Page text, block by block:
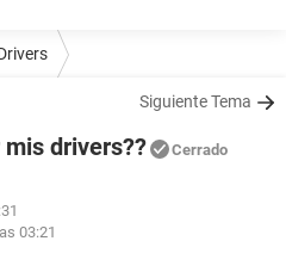
Siguiente Tema
drivers?? Cerrado
03:21